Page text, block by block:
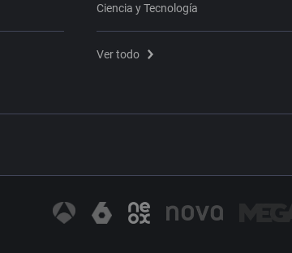
Ciencia y Tecnología
Ver todo